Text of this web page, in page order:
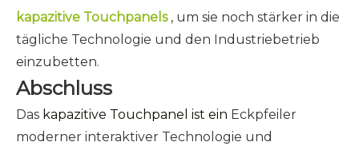
kapazitive Touchpanels , um sie noch stärker in die
tägliche Technologie und den Industriebetrieb
einzubetten.
Abschluss
Das kapazitive Touchpanel ist ein Eckpfeiler
moderner interaktiver Technologie und